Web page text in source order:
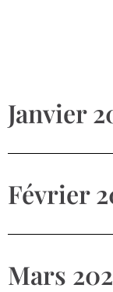
Janvier
Février
Mars